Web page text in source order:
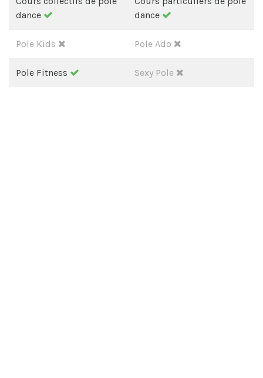
dance
dance
Pole Kids Pole Ado
Pole Fitness Sexy Pole